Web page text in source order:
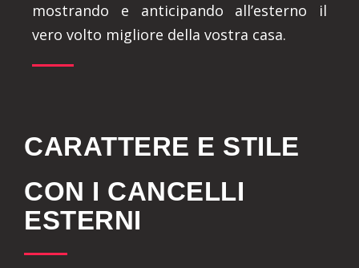
mostrando e anticipando all’esterno il
vero volto migliore della vostra casa.
CARATTERE E STILE
CON I CANCELLI
ESTERNI